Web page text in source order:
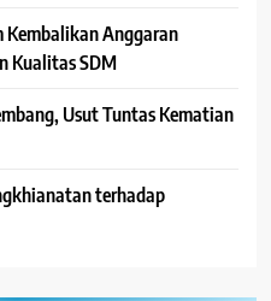
Kembalikan Anggaran
Kualitas SDM
Usut Tuntas Kematian
terhadap